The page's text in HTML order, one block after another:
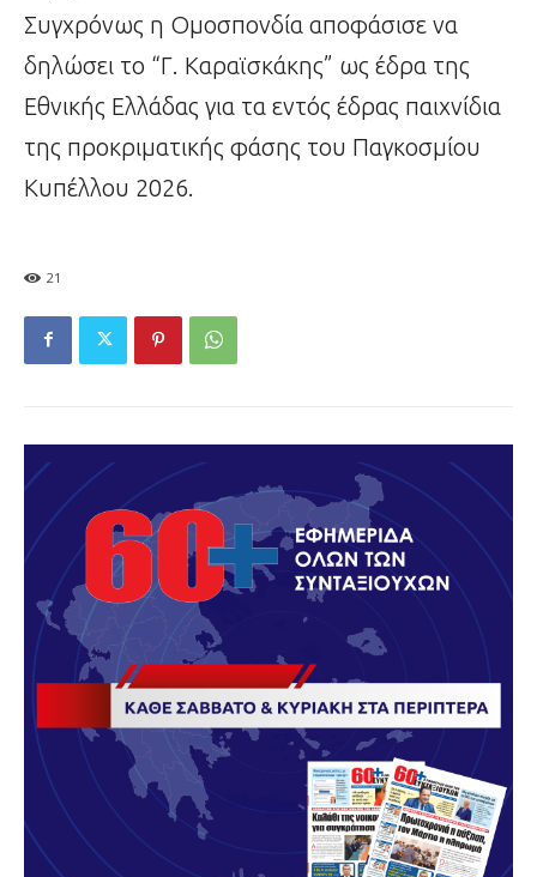
Συγχρόνως η Ομοσπονδία αποφάσισε να
δηλώσει το “Γ. Καραϊσκάκης” ως έδρα της
Εθνικής Ελλάδας για τα εντός έδρας παιχνίδια
της προκριματικής φάσης του Παγκοσμίου
Κυπέλλου 2026.
21